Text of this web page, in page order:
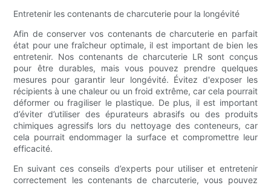
Entretenir les contenants de charcuterie pour la longévité
Afin de conserver vos contenants de charcuterie en parfait
état pour une fraîcheur optimale, il est important de bien les
entretenir. Nos contenants de charcuterie LR sont conçus
pour être durables, mais vous pouvez prendre quelques
mesures pour garantir leur longévité. Évitez d'exposer les
récipients à une chaleur ou un froid extrême, car cela pourrait
déformer ou fragiliser le plastique. De plus, il est important
d’éviter d’utiliser des épurateurs abrasifs ou des produits
chimiques agressifs lors du nettoyage des conteneurs, car
cela pourrait endommager la surface et compromettre leur
efficacité.
En suivant ces conseils d’experts pour utiliser et entretenir
correctement les contenants de charcuterie, vous pouvez